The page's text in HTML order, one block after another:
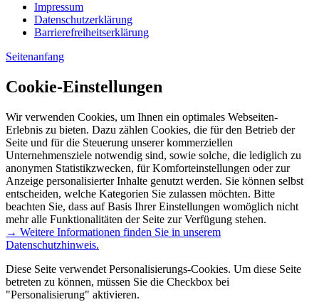
Impressum
Datenschutzerklärung
Barrierefreiheitserklärung
Seitenanfang
Cookie-Einstellungen
Wir verwenden Cookies, um Ihnen ein optimales Webseiten-
Erlebnis zu bieten. Dazu zählen Cookies, die für den Betrieb der
Seite und für die Steuerung unserer kommerziellen
Unternehmensziele notwendig sind, sowie solche, die lediglich zu
anonymen Statistikzwecken, für Komforteinstellungen oder zur
Anzeige personalisierter Inhalte genutzt werden. Sie können selbst
entscheiden, welche Kategorien Sie zulassen möchten. Bitte
beachten Sie, dass auf Basis Ihrer Einstellungen womöglich nicht
mehr alle Funktionalitäten der Seite zur Verfügung stehen.
→ Weitere Informationen finden Sie in unserem
Datenschutzhinweis.
Diese Seite verwendet Personalisierungs-Cookies. Um diese Seite
betreten zu können, müssen Sie die Checkbox bei
"Personalisierung" aktivieren.